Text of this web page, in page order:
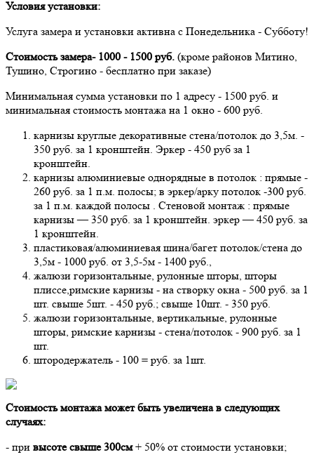
Условия установки:
Услуга замера и установки активна с Понедельника - Субботу!
Стоимость замера- 1000 - 1500 руб. (кроме районов Митино,
Тушино, Строгино - бесплатно при заказе)
Минимальная сумма установки по 1 адресу - 1500 руб. и
минимальная стоимость монтажа на 1 окно - 600 руб.
карнизы круглые декоративные стена/потолок до 3,5м. -
350 руб. за 1 кронштейн. Эркер - 450 руб за 1
кронштейн.
карнизы алюминиевые однорядные в потолок : прямые -
260 руб. за 1 п.м. полосы; в эркер/арку потолок -300 руб.
за 1 п.м. каждой полосы . Стеновой монтаж : прямые
карнизы — 350 руб. за 1 кронштейн. эркер — 450 руб. за
1 кронштейн.
пластиковая/алюминиевая шина/багет потолок/стена до
3,5м - 1000 руб. от 3,5-5м - 1400 руб.,
жалюзи горизонтальные, рулонные шторы, шторы
плиссе,римские карнизы - на створку окна - 500 руб. за 1
шт. свыше 5шт. - 450 руб.; свыше 10шт. - 350 руб.
жалюзи горизонтальные, вертикальные, рулонные
шторы, римские карнизы - стена/потолок - 900 руб. за 1
шт.
штородержатель - 100 = руб. за 1шт.
Стоимость монтажа может быть увеличена в следующих
случаях:
- при высоте свыше 300см+ 50% от стоимости установки;